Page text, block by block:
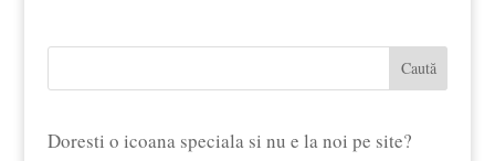
fost:
£14.59.
Caută
Doresti o icoana speciala si nu e la noi pe site?